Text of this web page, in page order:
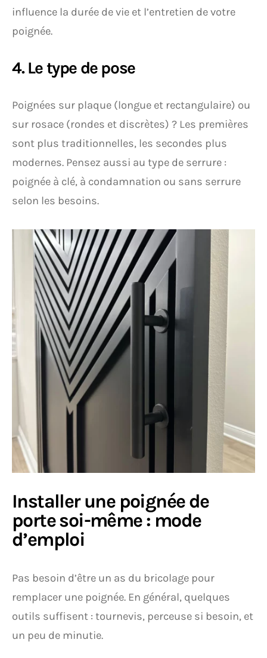
influence la durée de vie et l’entretien de votre
poignée.
4. Le type de pose
Poignées sur plaque (longue et rectangulaire) ou
sur rosace (rondes et discrètes) ? Les premières
sont plus traditionnelles, les secondes plus
modernes. Pensez aussi au type de serrure :
poignée à clé, à condamnation ou sans serrure
selon les besoins.
Installer une poignée de
porte soi-même : mode
d’emploi
Pas besoin d’être un as du bricolage pour
remplacer une poignée. En général, quelques
outils suffisent : tournevis, perceuse si besoin, et
un peu de minutie.